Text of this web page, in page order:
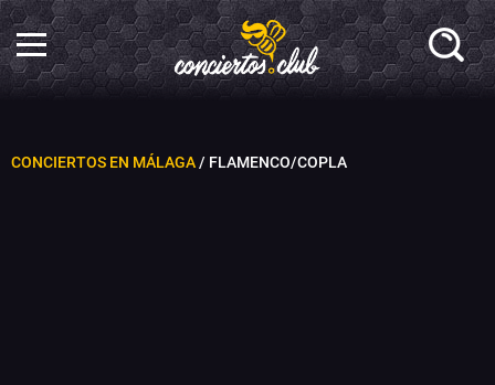
CONCIERTOS EN MÁLAGA/ FLAMENCO/COPLA